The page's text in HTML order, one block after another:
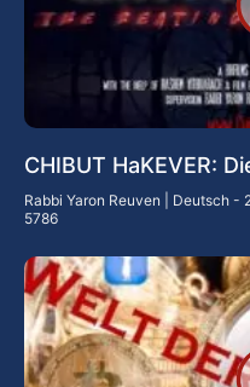
CHIBUT HaKEVER:
Rabbi Yaron Reuven | Deutsch
5786